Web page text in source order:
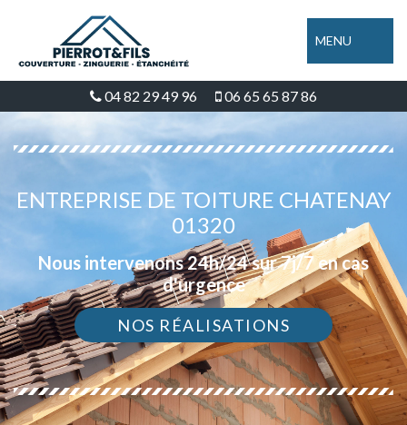
MENU
04 82 29 49 96 06 65 65 87 86
ENTREPRISE DE TOITURE CHATENAY
01320
Nous intervenons 24h/24 sur 7j/7 en cas
d'urgence
NOS RÉALISATIONS